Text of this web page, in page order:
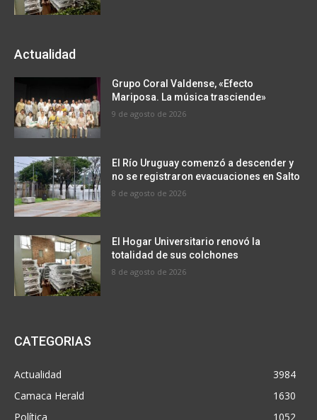
Actualidad
Grupo Coral Valdense, «Efecto
Mariposa. La música trasciende»
9 de agosto de 2026
El Río Uruguay comenzó a descender y
no se registraron evacuaciones en Salto
8 de agosto de 2026
El Hogar Universitario renovó la
totalidad de sus colchones
8 de agosto de 2026
CATEGORIAS
Actualidad
3984
Camaca Herald
1630
Política
1052